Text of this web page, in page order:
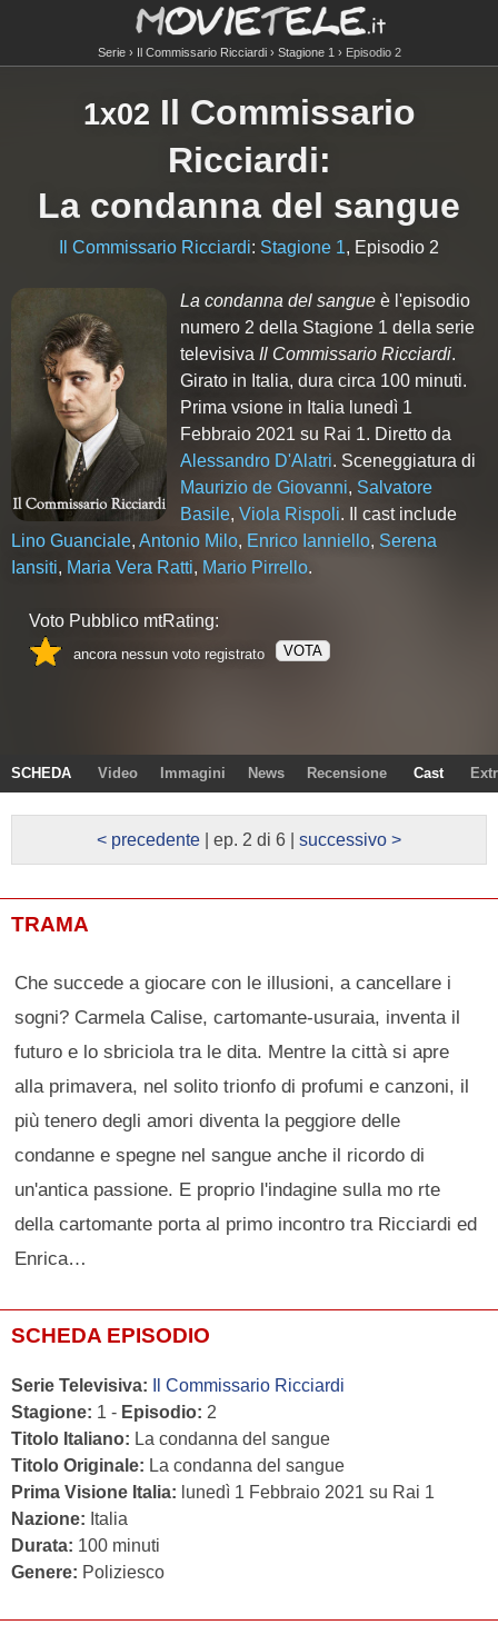
Serie Il Commissario Ricciardi Stagione 1 Episodio 2
1x02 Il Commissario
Ricciardi:
La condanna del sangue
Il Commissario Ricciardi: Stagione 1, Episodio 2
La condanna del sangue è l'episodio
numero 2 della Stagione 1 della serie
televisiva Il Commissario Ricciardi.
Girato in Italia, dura circa 100 minuti.
Prima vsione in Italia lunedì 1
Febbraio 2021 su Rai 1. Diretto da
Alessandro D'Alatri. Sceneggiatura di
Maurizio de Giovanni, Salvatore
Basile,Viola Rispoli. Il cast include
Lino Guanciale, Antonio Milo, Enrico Ianniello, Serena
Iansiti, Maria Vera Ratti, Mario Pirrello.
Voto Pubblico mtRating:
ancora nessun voto registrato VOTA
SCHEDA Video Immagini News Recensione Cast
< precedente | ep. 2 di 6 | successivo >
TRAMA
Che succede a giocare con le illusioni, a cancellare i
sogni? Carmela Calise, cartomante-usuraia, inventa il
futuro e lo sbriciola tra le dita. Mentre la città si apre
alla primavera, nel solito trionfo di profumi e canzoni, il
più tenero degli amori diventa la peggiore delle
condanne e spegne nel sangue anche il ricordo di
un'antica passione. E proprio l'indagine sulla mo rte
della cartomante porta al primo incontro tra Ricciardi ed
Enrica…
SCHEDA EPISODIO
Serie Televisiva:
Il Commissario Ricciardi
Stagione: 1 - Episodio: 2
Titolo Italiano: La condanna del sangue
Titolo Originale: La condanna del sangue
Prima Visione Italia: lunedì 1 Febbraio 2021 su Rai 1
Nazione: Italia
Durata: 100 minuti
Genere: Poliziesco